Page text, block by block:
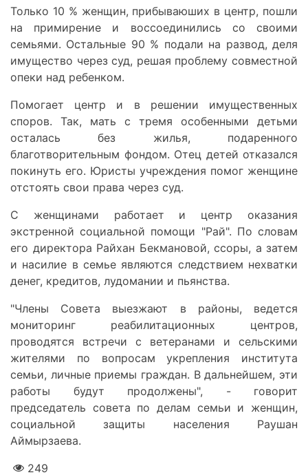
Только 10 % женщин, прибываюших в центр, пошли
на примирение и воссоединились со своими
семьями. Остальные 90 % подали на развод, деля
имущество через суд, решая проблему совместной
опеки над ребенком.
Помогает центр и в решении имущественных
споров. Так, мать с тремя особенными детьми
осталась без жилья, подаренного
благотворительным фондом. Отец детей отказался
покинуть его. Юристы учреждения помог женщине
отстоять свои права через суд.
С женщинами работает и центр оказания
экстренной социальной помощи "Рай". По словам
его директора Райхан Бекмановой, ссоры, а затем
и насилие в семье являются следствием нехватки
денег, кредитов, лудомании и пьянства.
"Члены Совета выезжают в районы, ведется
мониторинг реабилитационных центров,
проводятся встречи с ветеранами и сельскими
жителями по вопросам укрепления института
семьи, личные приемы граждан. В дальнейшем, эти
работы будут продолжены", - говорит
председатель совета по делам семьи и женщин,
социальной защиты населения Раушан
Аймырзаева.
249